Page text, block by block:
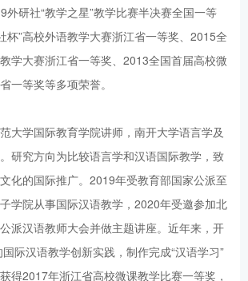
外研社“教学之星”教学比赛半决赛全国一等
杯”高校外语教学大赛浙江省一等奖、2015全
学大赛浙江省一等奖、2013全国首届高校微
一等奖等多项荣誉。
范大学国际教育学院讲师，南开大学语言学及
研究方向为比较语言学和汉语国际教学，致
化的国际推广。2019年受教育部国家公派至
学院从事国际汉语教学，2020年受邀参加北
派汉语教师大会并做主题讲座。近年来，开
国际汉语教学创新实践，制作完成“汉语学习”
得2017年浙江省高校微课教学比赛一等奖，